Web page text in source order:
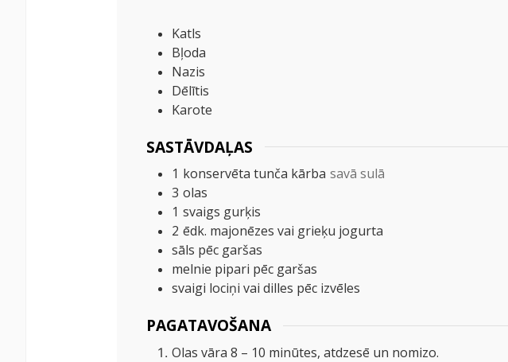
Katls
Bļoda
Nazis
Dēlītis
Karote
SASTĀVDAĻAS
1 konservēta tunča kārba savā sulā
3 olas
1 svaigs gurķis
2 ēdk. majonēzes vai grieķu jogurta
sāls pēc garšas
melnie pipari pēc garšas
svaigi lociņi vai dilles pēc izvēles
PAGATAVOŠANA
Olas vāra 8 – 10 minūtes, atdzesē un nomizo.